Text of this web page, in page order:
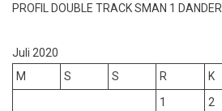
PROFIL DOUBLE TRACK SMAN 1 DANDER
Juli 2020
M
S S R K
1
2